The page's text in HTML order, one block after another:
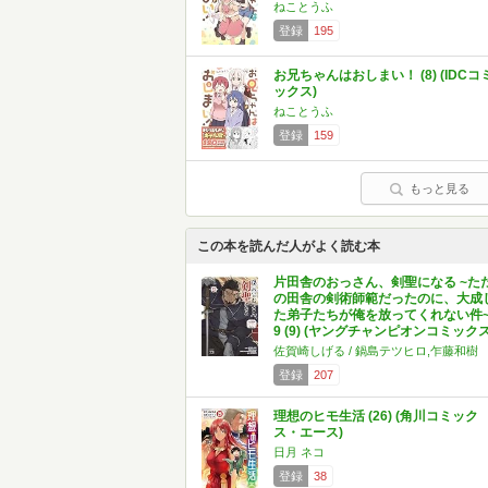
ねことうふ
登録
195
お兄ちゃんはおしまい！ (8) (IDCコ
ックス)
ねことうふ
登録
159
もっと見る
この本を読んだ人がよく読む本
片田舎のおっさん、剣聖になる ~た
の田舎の剣術師範だったのに、大成
た弟子たちが俺を放ってくれない件
9 (9) (ヤングチャンピオンコミック
佐賀崎しげる / 鍋島テツヒロ,乍藤和樹
登録
207
理想のヒモ生活 (26) (角川コミック
ス・エース)
日月 ネコ
登録
38